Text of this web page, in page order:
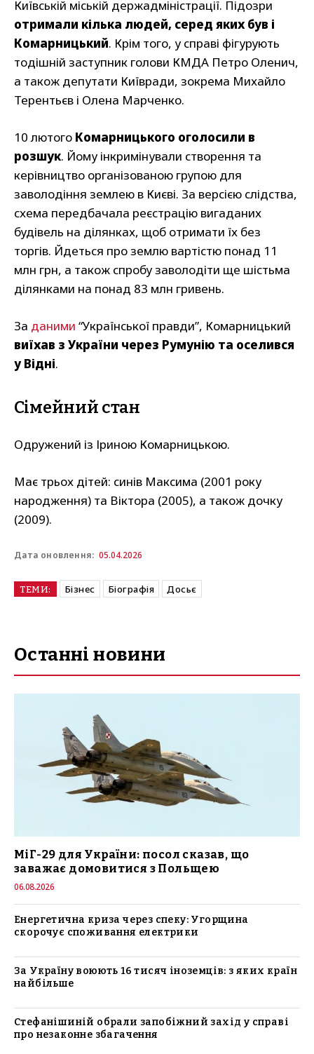
Київській міській держадміністрації. Підозри
отримали кілька людей, серед яких був і
Комарницький. Крім того, у справі фігурують
тодішній заступник голови КМДА Петро Оленич,
а також депутати Київради, зокрема Михайло
Терентьєв і Олена Марченко.
10 лютого Комарницького оголосили в
розшук. Йому інкримінували створення та
керівництво організованою групою для
заволодіння землею в Києві. За версією слідства,
схема передбачала реєстрацію вигаданих
будівель на ділянках, щоб отримати їх без
торгів. Йдеться про землю вартістю понад 11
млн грн, а також спробу заволодіти ще шістьма
ділянками на понад 83 млн гривень.
За даними “Української правди”, Комарницький
виїхав з України через Румунію та оселився
у Відні.
Сімейний стан
Одружений із Іриною Комарницькою.
Має трьох дітей: синів Максима (2001 року
народження) та Віктора (2005), а також дочку
(2009).
Дата оновлення: 05.04.2026
ТЕМИ: Бізнес Біографія Досьє
Останні новини
МіГ-29 для України: посол сказав, що
заважає домовитися з Польщею
06.08.2026
Енергетична криза через спеку: Угорщина
скорочує споживання електрики
За Україну воюють 16 тисяч іноземців: з яких країн
найбільше
Стефанішиній обрали запобіжний захід у справі
про незаконне збагачення